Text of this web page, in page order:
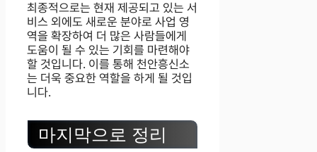
최종적으로는 현재 제공되고 있는 서
비스 외에도 새로운 분야로 사업 영
역을 확장하여 더 많은 사람들에게
도움이 될 수 있는 기회를 마련해야
할 것입니다. 이를 통해 천안흥신소
는 더욱 중요한 역할을 하게 될 것입
니다.
마지막으로 정리